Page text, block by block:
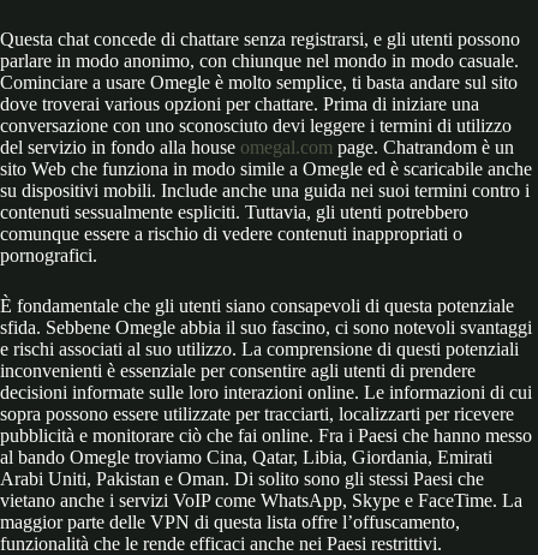
Questa chat concede di chattare senza registrarsi, e gli utenti possono
parlare in modo anonimo, con chiunque nel mondo in modo casuale.
Cominciare a usare Omegle è molto semplice, ti basta andare sul sito
dove troverai various opzioni per chattare. Prima di iniziare una
conversazione con uno sconosciuto devi leggere i termini di utilizzo
del servizio in fondo alla house omegal.com page. Chatrandom è un
sito Web che funziona in modo simile a Omegle ed è scaricabile anche
su dispositivi mobili. Include anche una guida nei suoi termini contro i
contenuti sessualmente espliciti. Tuttavia, gli utenti potrebbero
comunque essere a rischio di vedere contenuti inappropriati o
pornografici.
È fondamentale che gli utenti siano consapevoli di questa potenziale
sfida. Sebbene Omegle abbia il suo fascino, ci sono notevoli svantaggi
e rischi associati al suo utilizzo. La comprensione di questi potenziali
inconvenienti è essenziale per consentire agli utenti di prendere
decisioni informate sulle loro interazioni online. Le informazioni di cui
sopra possono essere utilizzate per tracciarti, localizzarti per ricevere
pubblicità e monitorare ciò che fai online. Fra i Paesi che hanno messo
al bando Omegle troviamo Cina, Qatar, Libia, Giordania, Emirati
Arabi Uniti, Pakistan e Oman. Di solito sono gli stessi Paesi che
vietano anche i servizi VoIP come WhatsApp, Skype e FaceTime. La
maggior parte delle VPN di questa lista offre l’offuscamento,
funzionalità che le rende efficaci anche nei Paesi restrittivi.